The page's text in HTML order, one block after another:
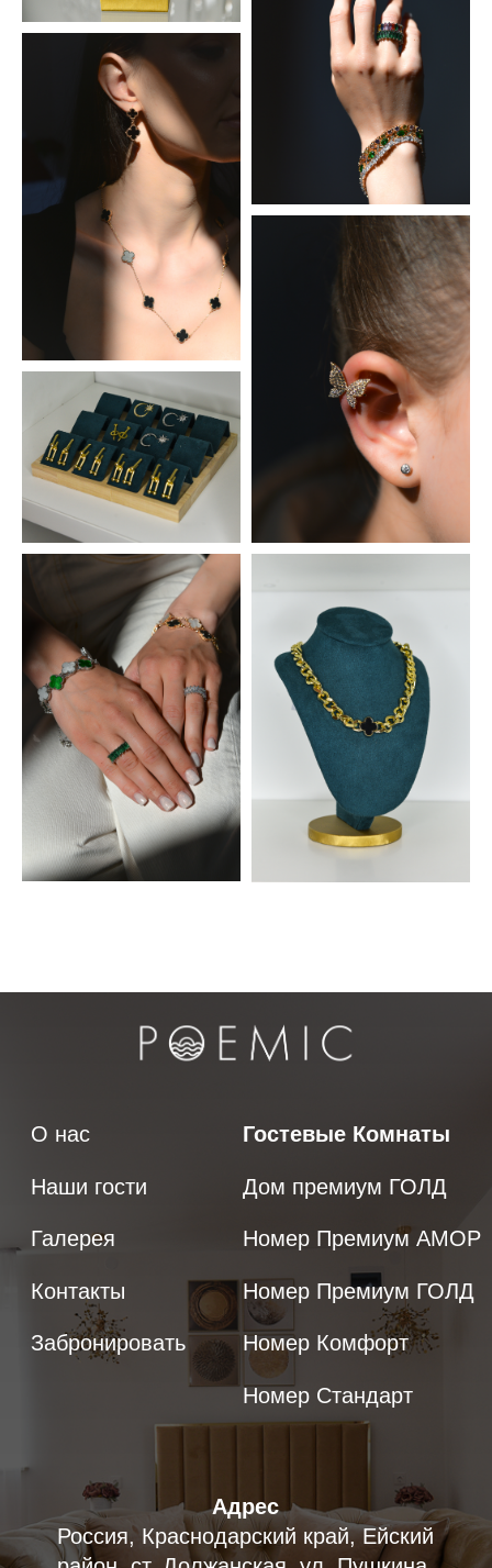
О нас
Наши гости
Галерея
Контакты
Гостевые Комнаты
Дом премиум ГОЛД
Номер Премиум АМОР
Номер Премиум ГОЛД
Номер Комфорт
Номер Стандарт
Адрес
Россия, Краснодарский край, Ейский
район, ст. Должанская, ул. Пушкина,
дом 118
Телефон
+7 969 000 51 11
Email
poemic.house@yandex.ru